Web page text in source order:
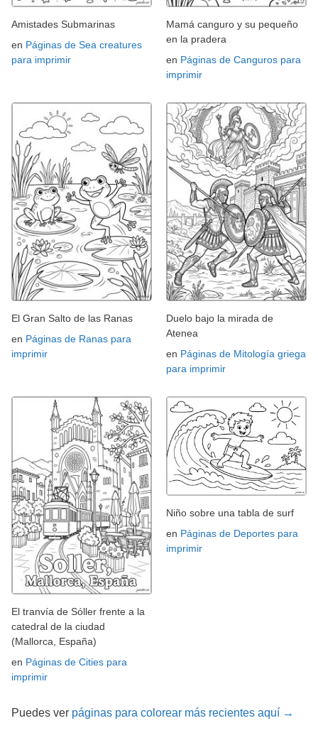
Amistades Submarinas
en Páginas de Sea creatures
para imprimir
Mamá canguro y su pequeño
en la pradera
en Páginas de Canguros para
imprimir
El Gran Salto de las Ranas
en Páginas de Ranas para
imprimir
Duelo bajo la mirada de
Atenea
en Páginas de Mitología griega
para imprimir
El tranvía de Sóller frente a la
catedral de la ciudad
(Mallorca, España)
en Páginas de Cities para
imprimir
Niño sobre una tabla de surf
en Páginas de Deportes para
imprimir
Puedes ver páginas para colorear más recientes aquí →